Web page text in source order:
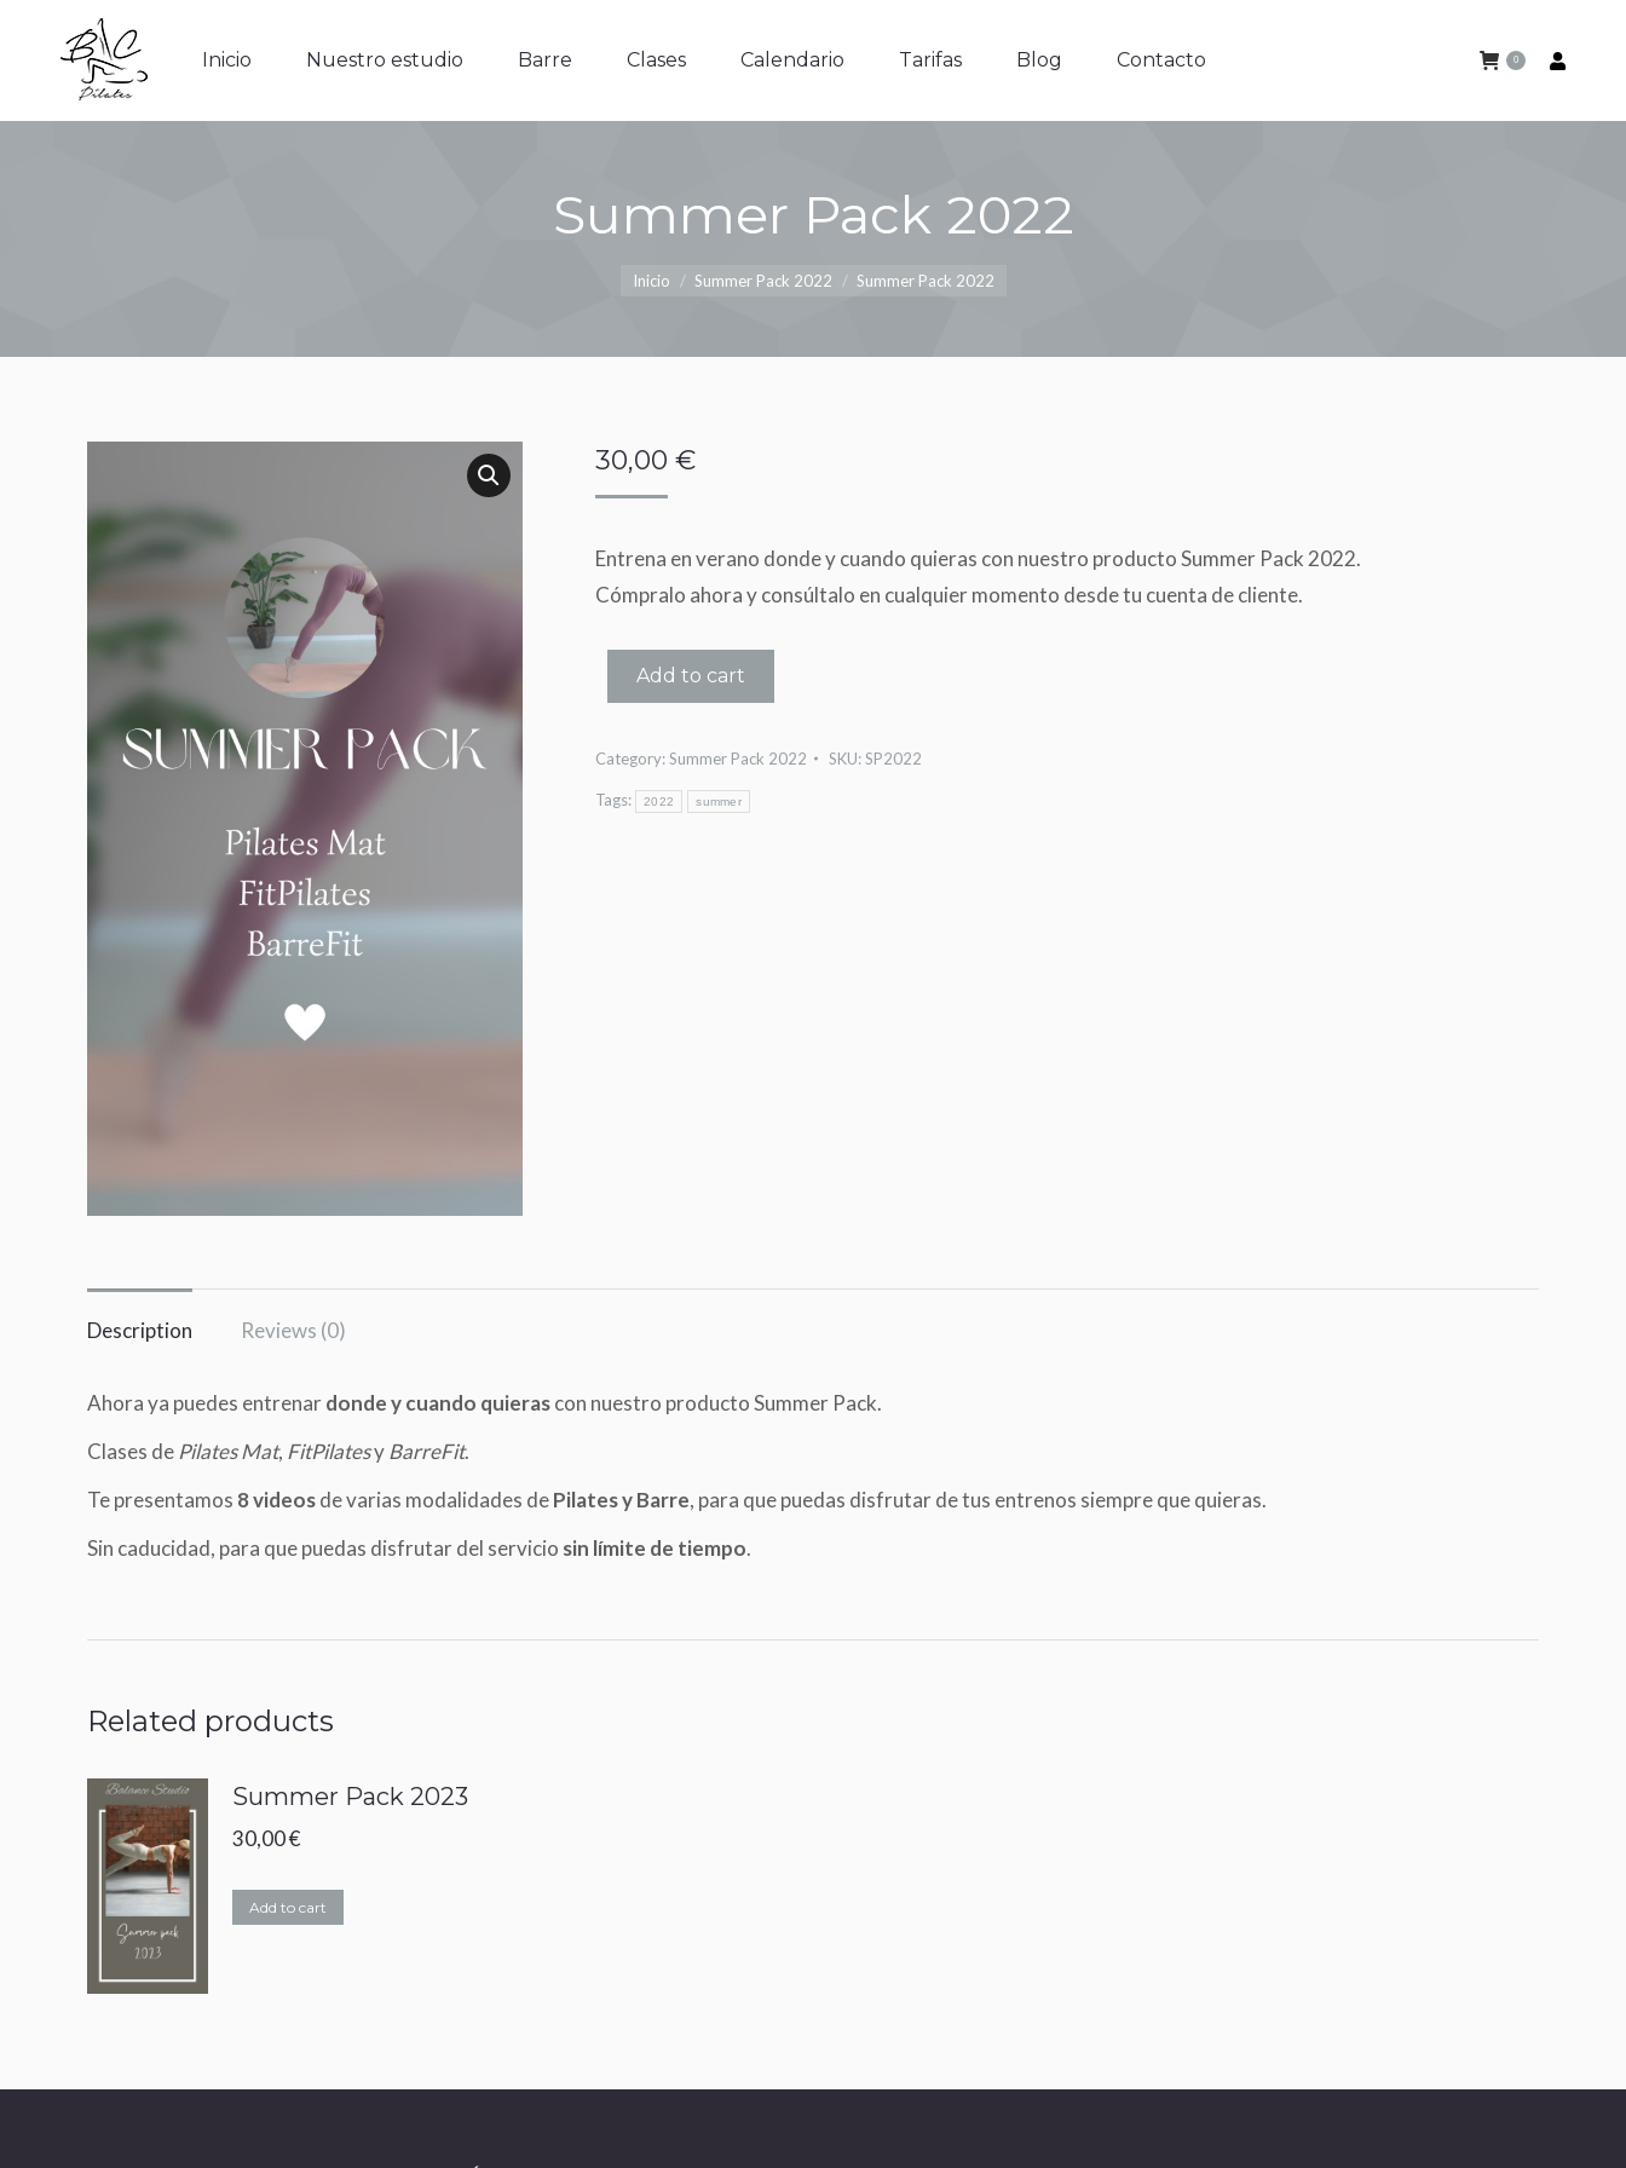
Inicio Nuestro estudio Barre Clases Calendario Tarifas Blog Contacto 0
Summer Pack 2022
Inicio Summer Pack 2022 Summer Pack 2022
30,00 €
Entrena en verano donde y cuando quieras con nuestro producto Summer Pack 2022.
Cómpralo ahora y consúltalo en cualquier momento desde tu cuenta de cliente.
Add to cart
Category:Summer Pack 2022 SKU:SP2022
Tags: 2022 summer
Description Reviews (0)
Ahora ya puedes entrenardonde y cuando quierascon nuestro producto Summer Pack.
Clases de Pilates Mat, FitPilatesyBarreFit.
Te presentamos 8 videosde varias modalidades dePilates y Barre, para que puedas disfrutar de tus entrenos siempre que quieras.
Sin caducidad, para que puedas disfrutar del servicio sin límite de tiempo.
Related products
Summer Pack 2023
30,00€
Add to cart